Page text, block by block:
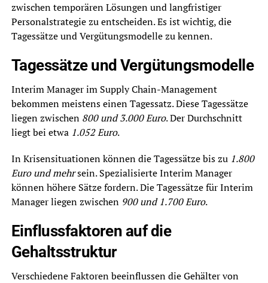
zwischen temporären Lösungen und langfristiger
Personalstrategie zu entscheiden. Es ist wichtig, die
Tagessätze und Vergütungsmodelle zu kennen.
Tagessätze und Vergütungsmodelle
Interim Manager im Supply Chain-Management
bekommen meistens einen Tagessatz. Diese Tagessätze
liegen zwischen 800 und 3.000 Euro. Der Durchschnitt
liegt bei etwa 1.052 Euro.
In Krisensituationen können die Tagessätze bis zu 1.800
Euro und mehrsein. Spezialisierte Interim Manager
können höhere Sätze fordern. Die Tagessätze für Interim
Manager liegen zwischen 900 und 1.700 Euro.
Einflussfaktoren auf die
Gehaltsstruktur
Verschiedene Faktoren beeinflussen die Gehälter von